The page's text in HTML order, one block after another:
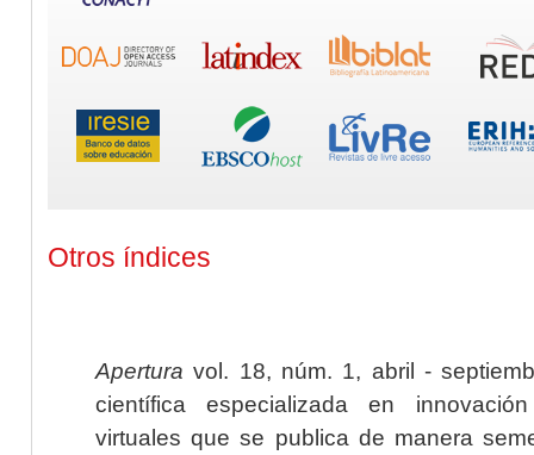
Otros índices
Apertura vol. 18, núm. 1, abril -
científica especializada en
virtuales que se publica de manera